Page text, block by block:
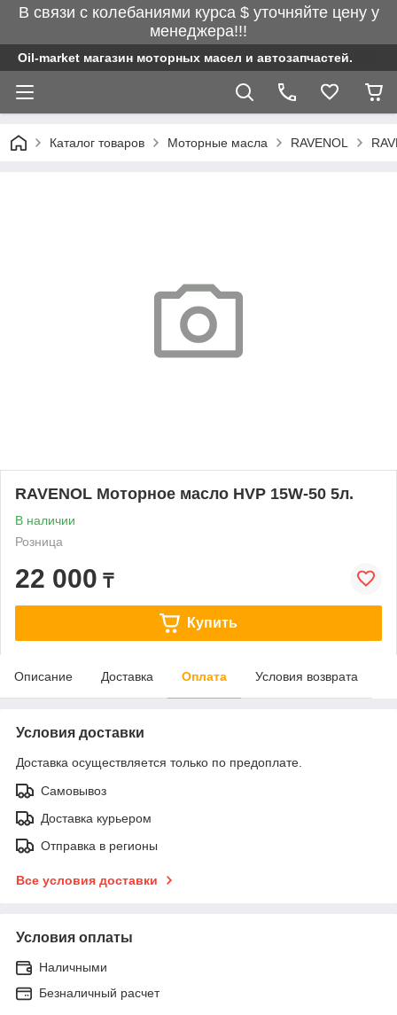
В связи с колебаниями курса $ уточняйте цену у
менеджера!!!
Oil-market магазин моторных масел и автозапчастей.
Каталог товаров Моторные масла RAVENOL
RAVENOL Моторное масло HVP 15W-50 5л.
В наличии
Розница
22 000 ₸
Купить
Описание Доставка Оплата Условия возврата
Условия доставки
Доставка осуществляется только по предоплате.
Самовывоз
Доставка курьером
Отправка в регионы
Все условия доставки
Условия оплаты
Наличными
Безналичный расчет